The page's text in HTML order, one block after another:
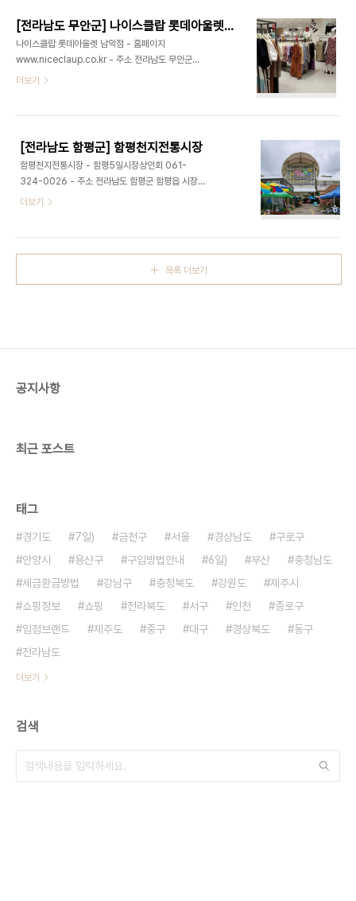
다. 나주 농업인이 직접 생산한 농산물을 중간 유통
과정 없이 직매장을 통해 공급함으로써 신선도를 유
지하고 시에서 인증하는 나주로컬푸드 인증제를 통
해 안전성을 확보하고 있다. 생산자 실명제와 철저한
품질·안전 관리로 소비자 신뢰를 높이고, 안정적인 판
실현하는 것을 목표로 하고 있다. ※ 소개 정보 - 영업
[전라남도 무안군] 나이스클랍 롯데아울렛 남악점
나이스클랍 롯데아울렛 남악점 - 홈페이지
www.niceclaup.co.kr - 주소 전라남도 무안군
삼향읍 남악로162번길 80 1층나이스클랍은 도시적
는 스타일을 대변합니다. ※ 소개 정보 - 장서는날 :
월-일요일 - 영업시간 : 10:30-21:00 - 쉬는날 :
명절, 월 1회 - 판매품목 : 의류 - 문의및안내 : 061-
801-2125 - 주차시설 : 가능 - 화장실설명 : 있음
- 신용카드가능정보 : 가능 ◎ 반려동물 동반 여행
지 http://namdosori.or.kr/ - 주소 전라남도 무..
더보기
[전라남도 함평군] 함평천지전통시장
함평천지전통시장 - 함평5일시장상인회 061-
324-0026 - 주소 전라남도 함평군 함평읍 시장길
49함평천지전통시장은 예로부터 유명한 장터이다.
함평의 장터는 인근의 여러 고을에서 몰려온 장꾼, 거
더보기
목록 더보기
공지사항
최근 포스트
태그
경기도 7일) 금천구 서울 경상남도
구로구
안양시
용산구 구입방법안내 6일) 부산
충청남도
세금환급방법
강남구 충청북도 강원도
제주시
쇼핑정보
쇼핑 전라북도 서구 인천
종로구
입점브랜드
제주도 중구 대구 경상북도
동구
전라남도
더보기
검색